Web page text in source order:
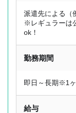
派遣先による（
※レギュラーは
ok！
勤務期間
即日～長期※1
給与